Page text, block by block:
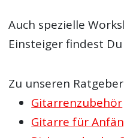
Auch spezielle
Einsteiger findest
Zu unseren Ratgeber
Gitarrenzubehör
Gitarre für